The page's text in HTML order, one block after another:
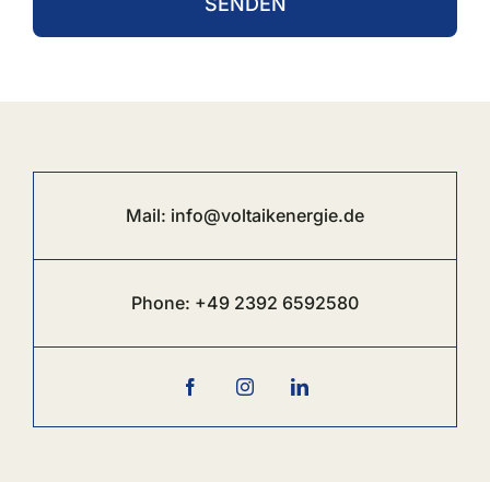
Mail: info@voltaikenergie.de
Phone: +49 2392 6592580